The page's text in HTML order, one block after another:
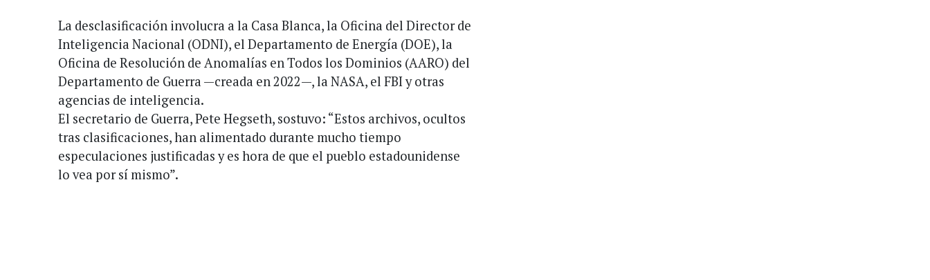
La desclasificación involucra a la Casa Blanca, la Oficina del Director de
Inteligencia Nacional (ODNI), el Departamento de Energía (DOE), la
Oficina de Resolución de Anomalías en Todos los Dominios (AARO) del
Departamento de Guerra —creada en 2022—, la NASA, el FBI y otras
agencias de inteligencia.
El secretario de Guerra, Pete Hegseth, sostuvo: “Estos archivos, ocultos
tras clasificaciones, han alimentado durante mucho tiempo
especulaciones justificadas y es hora de que el pueblo estadounidense
lo vea por sí mismo”.